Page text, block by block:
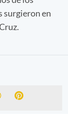
surgieron en